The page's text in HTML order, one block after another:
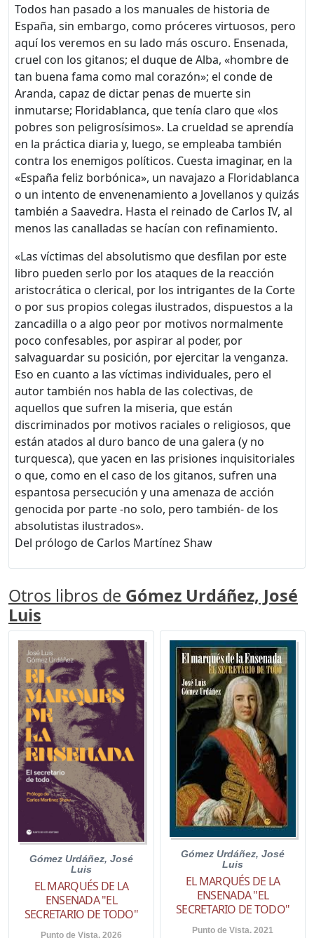
Todos han pasado a los manuales de historia de
España, sin embargo, como próceres virtuosos, pero
aquí los veremos en su lado más oscuro. Ensenada,
cruel con los gitanos; el duque de Alba, «hombre de
tan buena fama como mal corazón»; el conde de
Aranda, capaz de dictar penas de muerte sin
inmutarse; Floridablanca, que tenía claro que «los
pobres son peligrosísimos». La crueldad se aprendía
en la práctica diaria y, luego, se empleaba también
contra los enemigos políticos. Cuesta imaginar, en la
«España feliz borbónica», un navajazo a Floridablanca
o un intento de envenenamiento a Jovellanos y quizás
también a Saavedra. Hasta el reinado de Carlos IV, al
menos las canalladas se hacían con refinamiento.
«Las víctimas del absolutismo que desfilan por este
libro pueden serlo por los ataques de la reacción
aristocrática o clerical, por los intrigantes de la Corte
o por sus propios colegas ilustrados, dispuestos a la
zancadilla o a algo peor por motivos normalmente
poco confesables, por aspirar al poder, por
salvaguardar su posición, por ejercitar la venganza.
Eso en cuanto a las víctimas individuales, pero el
autor también nos habla de las colectivas, de
aquellos que sufren la miseria, que están
discriminados por motivos raciales o religiosos, que
están atados al duro banco de una galera (y no
turquesca), que yacen en las prisiones inquisitoriales
o que, como en el caso de los gitanos, sufren una
espantosa persecución y una amenaza de acción
genocida por parte -no solo, pero también- de los
absolutistas ilustrados».
Del prólogo de Carlos Martínez Shaw
Otros libros de Gómez Urdáñez, José
Luis
Gómez Urdáñez, José
Luis
EL MARQUÉS DE LA
ENSENADA "EL
SECRETARIO DE TODO"
Punto de Vista. 2026
Gómez Urdáñez, José
Luis
EL MARQUÉS DE LA
ENSENADA "EL
SECRETARIO DE TODO"
Punto de Vista. 2021